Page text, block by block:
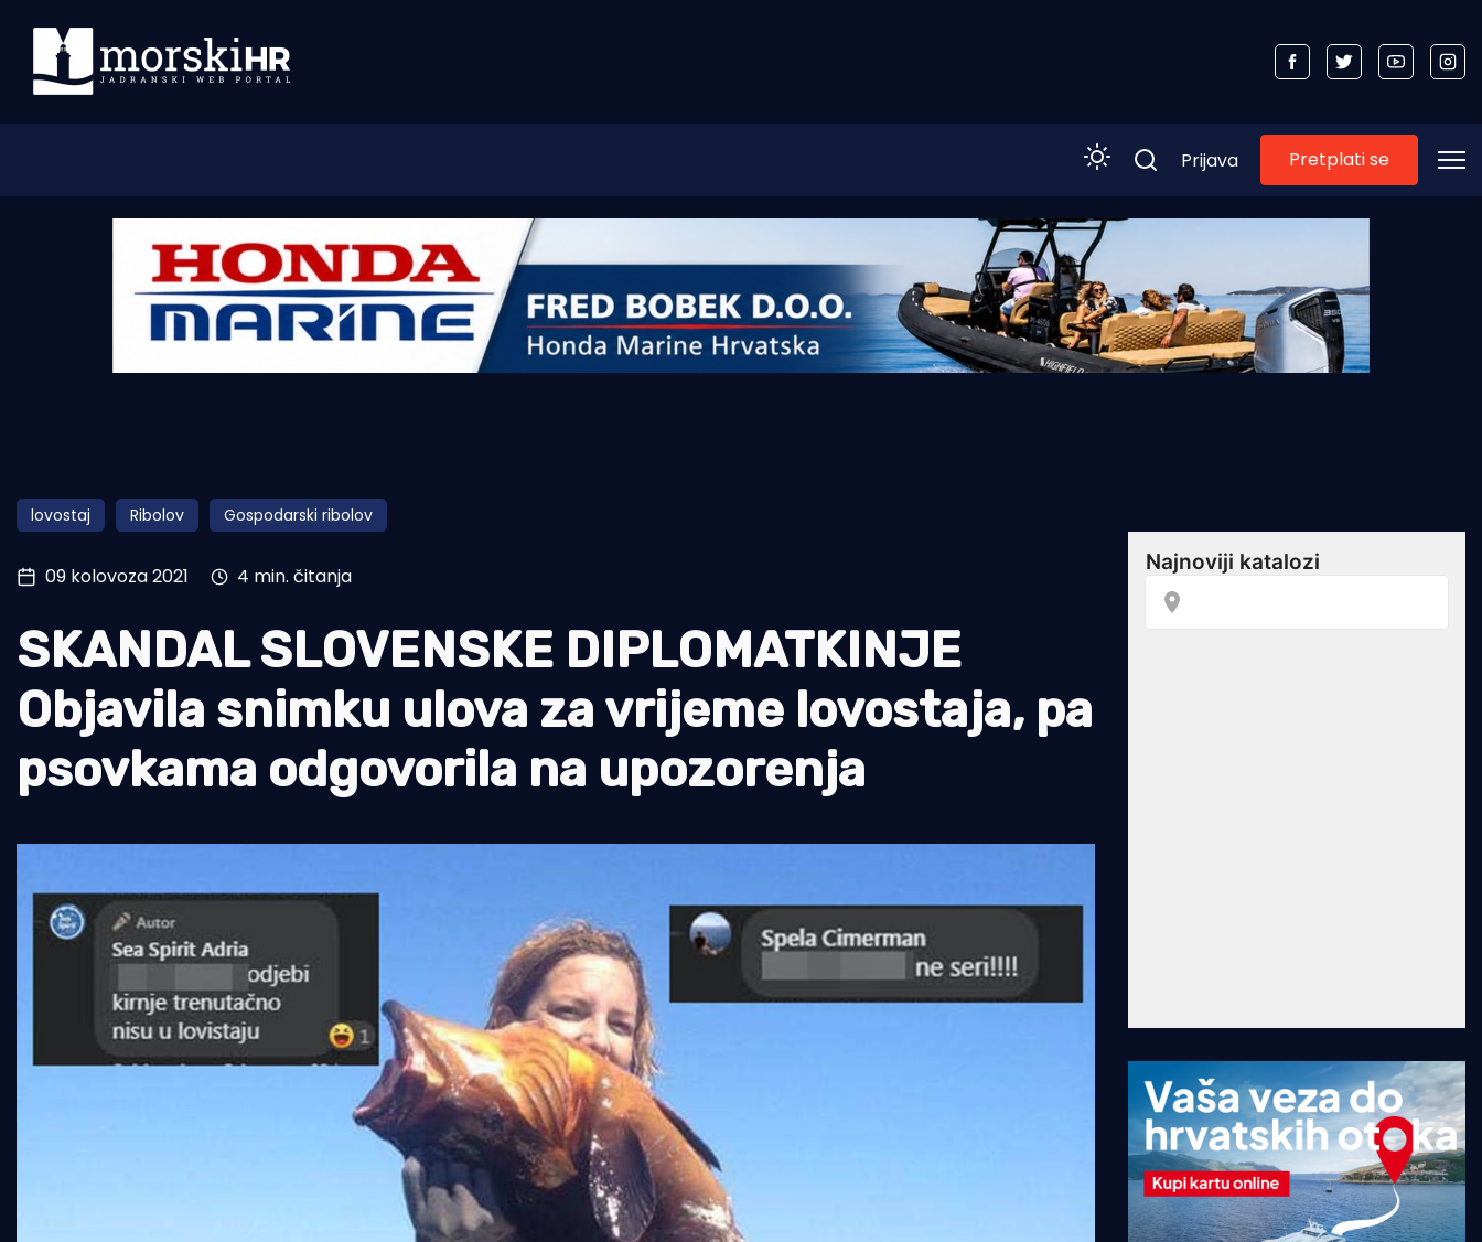
Morski plus
Pomorstvo
Ribolov
Tradicija i kultura
Prijava Pretplati se
lovostaj Ribolov Gospodarski ribolov
09 kolovoza 2021 4 min. čitanja
SKANDAL SLOVENSKE DIPLOMATKINJE
Objavila snimku ulova za vrijeme lovostaja, pa
psovkama odgovorila na upozorenja